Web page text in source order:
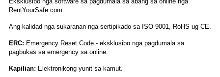
RentYourSafe.com.
Ang kalidad nga sukaranan nga sertipikado sa ISO 9001, RoHS ug CE.
ERC: Emergency Reset Code - eksklusibo nga pagdumala sa
pagbukas sa emergency sa online.
Kapilian: Elektronikong yunit sa kamut.